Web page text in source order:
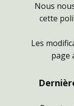
Nous
cette
Les
page